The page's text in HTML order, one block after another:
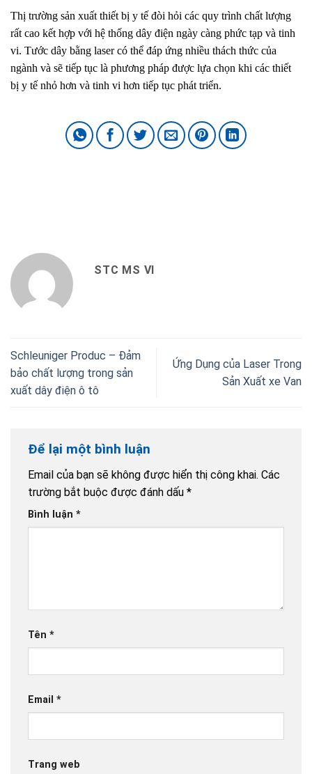
Thị trường sản xuất thiết bị y tế đòi hỏi các quy trình chất lượng
rất cao kết hợp với hệ thống dây điện ngày càng phức tạp và tinh
vi. Tước dây bằng laser có thể đáp ứng nhiều thách thức của
ngành và sẽ tiếp tục là phương pháp được lựa chọn khi các thiết
bị y tế nhỏ hơn và tinh vi hơn tiếp tục phát triển.
STC MS VI
Schleuniger Produc – Đảm
bảo chất lượng trong sản
xuất dây điện ô tô
Ứng Dụng của Laser Trong
Sản Xuất xe Van
Để lại một bình luận
Email của bạn sẽ không được hiển thị công khai. Các
trường bắt buộc được đánh dấu *
Bình luận *
Tên *
Email *
Trang web